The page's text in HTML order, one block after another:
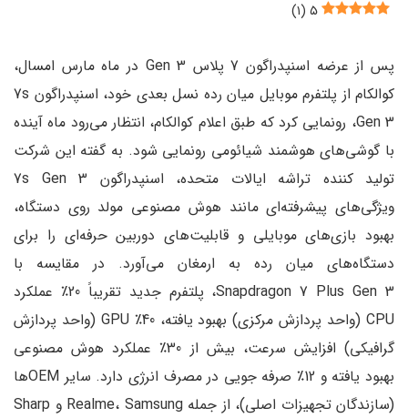
۵ (۱)
پس از عرضه اسنپدراگون 7 پلاس Gen 3 در ماه مارس امسال،
کوالکام از پلتفرم موبایل میان رده نسل بعدی خود، اسنپدراگون 7s
Gen 3، رونمایی کرد که طبق اعلام کوالکام، انتظار می‌رود ماه آینده
با گوشی‌های هوشمند شیائومی رونمایی شود. به گفته این شرکت
تولید کننده تراشه ایالات متحده، اسنپدراگون 7s Gen 3
ویژگی‌های پیشرفته‌ای مانند هوش مصنوعی مولد روی دستگاه،
بهبود بازی‌های موبایلی و قابلیت‌های دوربین حرفه‌ای را برای
دستگاه‌های میان رده به ارمغان می‌آورد. در مقایسه با
Snapdragon 7 Plus Gen 3، پلتفرم جدید تقریباً 20٪ عملکرد
CPU (واحد پردازش مرکزی) بهبود یافته، 40٪ GPU (واحد پردازش
گرافیکی) افزایش سرعت، بیش از 30٪ عملکرد هوش مصنوعی
بهبود یافته و 12٪ صرفه جویی در مصرف انرژی دارد. سایر OEMها
(سازندگان تجهیزات اصلی)، از جمله Realme، Samsung و Sharp